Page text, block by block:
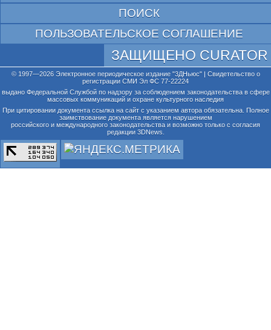
ПОИСК
ПОЛЬЗОВАТЕЛЬСКОЕ СОГЛАШЕНИЕ
ЗАЩИЩЕНО CURATOR
© 1997—2026 Электронное периодическое издание "3ДНьюс" | Свидетельство о
регистрации СМИ Эл ФС 77-22224
выдано Федеральной Службой по надзору за соблюдением законодательства в сфере
массовых коммуникаций и охране культурного наследия
При цитировании документа ссылка на сайт с указанием автора обязательна. Полное
заимствование документа является нарушением
российского и международного законодательства и возможно только с согласия
редакции 3DNews.